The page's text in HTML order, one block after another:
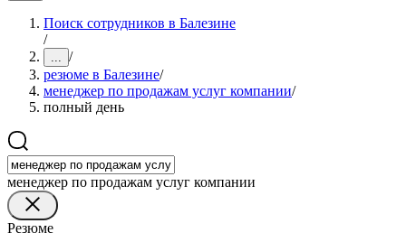
Поиск сотрудников в Балезине
/
... /
резюме в Балезине/
менеджер по продажам услуг компании/
полный день
менеджер по продажам услуг компании
Резюме